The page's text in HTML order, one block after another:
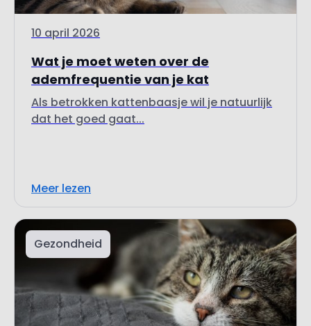
10 april 2026
Wat je moet weten over de
ademfrequentie van je kat
Als betrokken kattenbaasje wil je natuurlijk
dat het goed gaat...
Meer lezen
Gezondheid